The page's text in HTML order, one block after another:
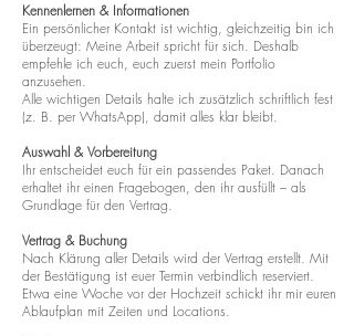
Kennenlernen & Informationen
Ein persönlicher Kontakt ist wichtig, gleichzeitig bin ich
überzeugt: Meine Arbeit spricht für sich. Deshalb
empfehle ich euch, euch zuerst mein Portfolio
anzusehen.
Alle wichtigen Details halte ich zusätzlich schriftlich fest
(z. B. per WhatsApp), damit alles klar bleibt.
Auswahl & Vorbereitung
Ihr entscheidet euch für ein passendes Paket. Danach
erhaltet ihr einen Fragebogen, den ihr ausfüllt – als
Grundlage für den Vertrag.
Vertrag & Buchung
Nach Klärung aller Details wird der Vertrag erstellt. Mit
der Bestätigung ist euer Termin verbindlich reserviert.
Etwa eine Woche vor der Hochzeit schickt ihr mir euren
Ablaufplan mit Zeiten und Locations.